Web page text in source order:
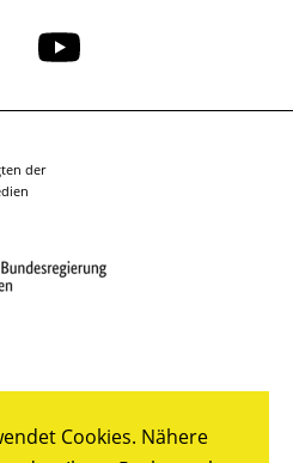
Cookies. Nähere
Folge
auf
der